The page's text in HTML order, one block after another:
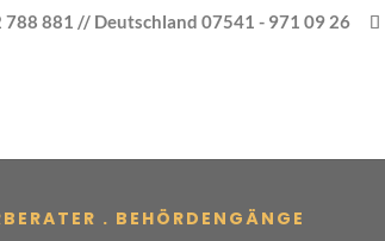
881 // Deutschland 07541 - 971 09 26
. BEHÖRDENGÄNGE